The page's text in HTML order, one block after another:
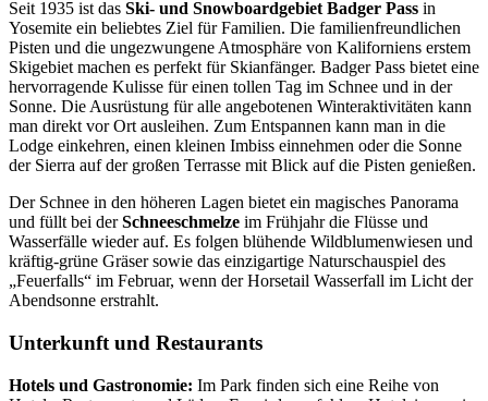
Seit 1935 ist das Ski- und Snowboardgebiet Badger Pass in
Yosemite ein beliebtes Ziel für Familien. Die familienfreundlichen
Pisten und die ungezwungene Atmosphäre von Kaliforniens erstem
Skigebiet machen es perfekt für Skianfänger. Badger Pass bietet eine
hervorragende Kulisse für einen tollen Tag im Schnee und in der
Sonne. Die Ausrüstung für alle angebotenen Winteraktivitäten kann
man direkt vor Ort ausleihen. Zum Entspannen kann man in die
Lodge einkehren, einen kleinen Imbiss einnehmen oder die Sonne
der Sierra auf der großen Terrasse mit Blick auf die Pisten genießen.
Der Schnee in den höheren Lagen bietet ein magisches Panorama
und füllt bei derSchneeschmelze im Frühjahr die Flüsse und
Wasserfälle wieder auf. Es folgen blühende Wildblumenwiesen und
kräftig-grüne Gräser sowie das einzigartige Naturschauspiel des
„Feuerfalls“ im Februar, wenn der Horsetail Wasserfall im Licht der
Abendsonne erstrahlt.
Unterkunft und Restaurants
Hotels und Gastronomie: Im Park finden sich eine Reihe von